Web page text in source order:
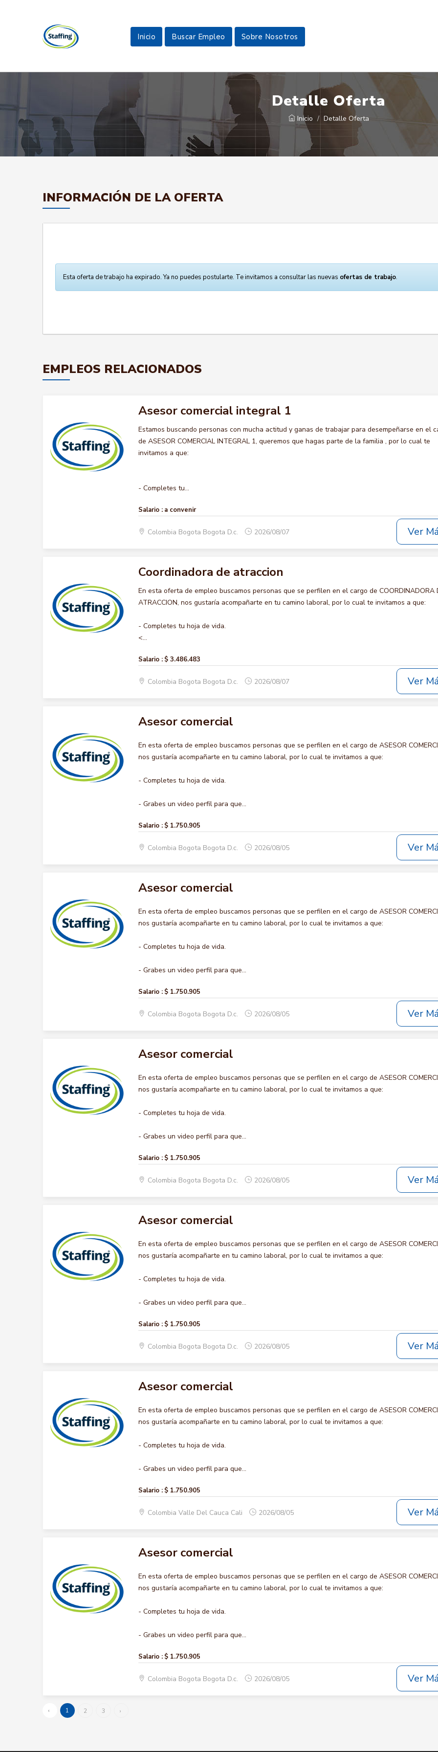
Inicio Buscar Empleo Sobre Nosotros
Detalle Oferta
Inicio Detalle Oferta
INFORMACIÓN DE LA OFERTA
Esta oferta de trabajo ha expirado. Ya no puedes postularte. Te invitamos a consultar las nuevas ofertas de trabajo.
EMPLEOS RELACIONADOS
Asesor comercial integral 1
Estamos buscando personas con mucha actitud y ganas de trabajar para desempeñarse en el
de ASESOR COMERCIAL INTEGRAL 1, queremos que hagas parte de la familia , por lo cual te
invitamos a que:
- Completes tu...
Salario : a convenir
Colombia Bogota Bogota D.c. 2026/08/07 Ver
Coordinadora de atraccion
En esta oferta de empleo buscamos personas que se perfilen en el cargo de COORDINADORA
ATRACCION, nos gustaría acompañarte en tu camino laboral, por lo cual te invitamos a que:
- Completes tu hoja de vida.
<...
Salario : $ 3.486.483
Colombia Bogota Bogota D.c. 2026/08/07 Ver
Asesor comercial
En esta oferta de empleo buscamos personas que se perfilen en el cargo de ASESOR
nos gustaría acompañarte en tu camino laboral, por lo cual te invitamos a que:
- Completes tu hoja de vida.
- Grabes un video perfil para que...
Salario : $ 1.750.905
Colombia Bogota Bogota D.c. 2026/08/05 Ver
Asesor comercial
En esta oferta de empleo buscamos personas que se perfilen en el cargo de ASESOR
nos gustaría acompañarte en tu camino laboral, por lo cual te invitamos a que:
- Completes tu hoja de vida.
- Grabes un video perfil para que...
Salario : $ 1.750.905
Colombia Bogota Bogota D.c. 2026/08/05 Ver
Asesor comercial
En esta oferta de empleo buscamos personas que se perfilen en el cargo de ASESOR
nos gustaría acompañarte en tu camino laboral, por lo cual te invitamos a que:
- Completes tu hoja de vida.
- Grabes un video perfil para que...
Salario : $ 1.750.905
Colombia Bogota Bogota D.c. 2026/08/05 Ver
Asesor comercial
En esta oferta de empleo buscamos personas que se perfilen en el cargo de ASESOR
nos gustaría acompañarte en tu camino laboral, por lo cual te invitamos a que:
- Completes tu hoja de vida.
- Grabes un video perfil para que...
Salario : $ 1.750.905
Colombia Bogota Bogota D.c. 2026/08/05 Ver
Asesor comercial
En esta oferta de empleo buscamos personas que se perfilen en el cargo de ASESOR
nos gustaría acompañarte en tu camino laboral, por lo cual te invitamos a que:
- Completes tu hoja de vida.
- Grabes un video perfil para que...
Salario : $ 1.750.905
Colombia Valle Del Cauca Cali 2026/08/05 Ver
Asesor comercial
En esta oferta de empleo buscamos personas que se perfilen en el cargo de ASESOR
nos gustaría acompañarte en tu camino laboral, por lo cual te invitamos a que:
- Completes tu hoja de vida.
- Grabes un video perfil para que...
Salario : $ 1.750.905
Colombia Bogota Bogota D.c. 2026/08/05 Ver
‹ 1 2 3 ›